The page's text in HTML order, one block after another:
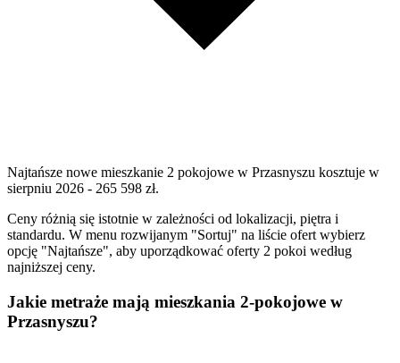
Najtańsze nowe mieszkanie 2 pokojowe w Przasnyszu kosztuje w
sierpniu 2026 - 265 598 zł.
Ceny różnią się istotnie w zależności od lokalizacji, piętra i
standardu. W menu rozwijanym "Sortuj" na liście ofert wybierz
opcję "Najtańsze", aby uporządkować oferty 2 pokoi według
najniższej ceny.
Jakie metraże mają mieszkania 2-pokojowe w
Przasnyszu?